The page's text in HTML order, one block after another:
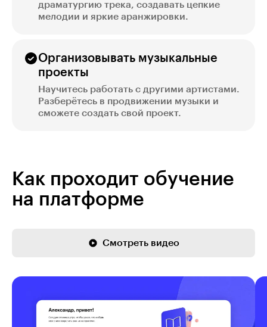
драматургию трека, создавать цепкие
мелодии и яркие аранжировки.
Организовывать музыкальные
проекты
Научитесь работать с другими артистами.
Разберётесь в продвижении музыки и
сможете создать свой проект.
Как проходит обучение
на платформе
Смотреть видео